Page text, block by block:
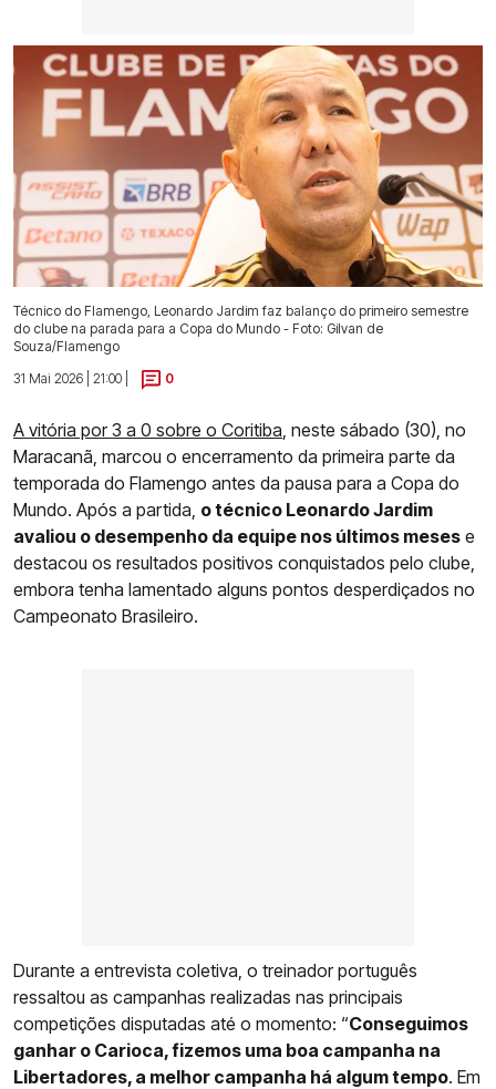
Técnico do Flamengo, Leonardo Jardim faz balanço do primeiro semestre
do clube na parada para a Copa do Mundo - Foto: Gilvan de
Souza/Flamengo
31 Mai 2026 | 21:00 |
0
A vitória por 3 a 0 sobre o Coritiba , neste sábado (30), no
Maracanã, marcou o encerramento da primeira parte da
temporada do Flamengo antes da pausa para a Copa do
Mundo. Após a partida, o técnico Leonardo Jardim
avaliou o desempenho da equipe nos últimos meses e
destacou os resultados positivos conquistados pelo clube,
embora tenha lamentado alguns pontos desperdiçados no
Campeonato Brasileiro.
Durante a entrevista coletiva, o treinador português
ressaltou as campanhas realizadas nas principais
competições disputadas até o momento: “Conseguimos
ganhar o Carioca, fizemos uma boa campanha na
Libertadores, a melhor campanha há algum tempo. Em